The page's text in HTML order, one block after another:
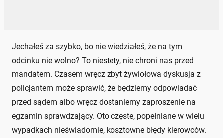
Jechałeś za szybko, bo nie wiedziałeś, że na tym
odcinku nie wolno? To niestety, nie chroni nas przed
mandatem. Czasem wręcz zbyt żywiołowa dyskusja z
policjantem może sprawić, że będziemy odpowiadać
przed sądem albo wręcz dostaniemy zaproszenie na
egzamin sprawdzający. Oto częste, popełniane w wielu
wypadkach nieświadomie, kosztowne błędy kierowców.